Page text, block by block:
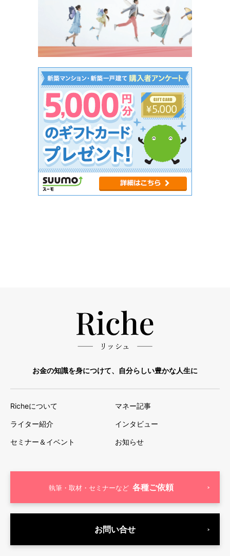
お金の知識を身につけて、自分らしい豊かな人生に
Richeについて マネー記事
ライター紹介 インタビュー
セミナー＆イベント お知らせ
執筆・取材・セミナーなど 各種ご依頼
お問い合せ